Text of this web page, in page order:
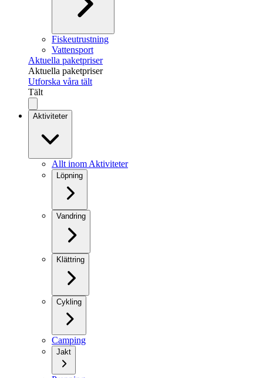
Fiskeutrustning
Vattensport
Aktuella paketpriser
Aktuella paketpriser
Utforska våra tält
Tält
Aktiviteter
Allt inom Aktiviteter
Löpning
Vandring
Klättring
Cykling
Camping
Jakt